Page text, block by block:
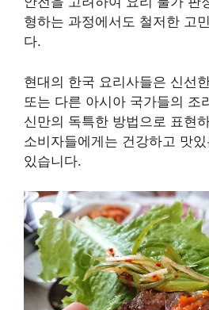
형하는 과정에서도 철저한 고
다.
현대의 한국 요리사들은 신선
또는 다른 아시아 국가들의 조
신만의 독특한 방법으로 표현
소비자들에게는 건강하고 맛
있습니다.